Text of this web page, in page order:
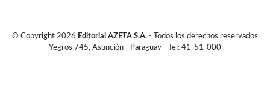
© Copyright 2026 Editorial AZETA S.A. - Todos los derechos reservados
Yegros 745, Asunción - Paraguay - Tel: 41-51-000